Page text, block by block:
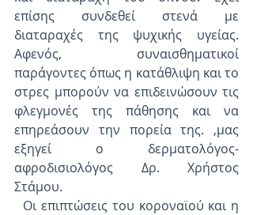
επίσης συνδεθεί στενά με
διαταραχές της ψυχικής υγείας.
Αφενός, συναισθηματικοί
παράγοντες όπως η κατάθλιψη και το
στρες μπορούν να επιδεινώσουν τις
φλεγμονές της πάθησης και να
επηρεάσουν την πορεία της. ,μας
εξηγεί ο δερματολόγος-
αφροδισιολόγος Δρ. Χρήστος
Στάμου.